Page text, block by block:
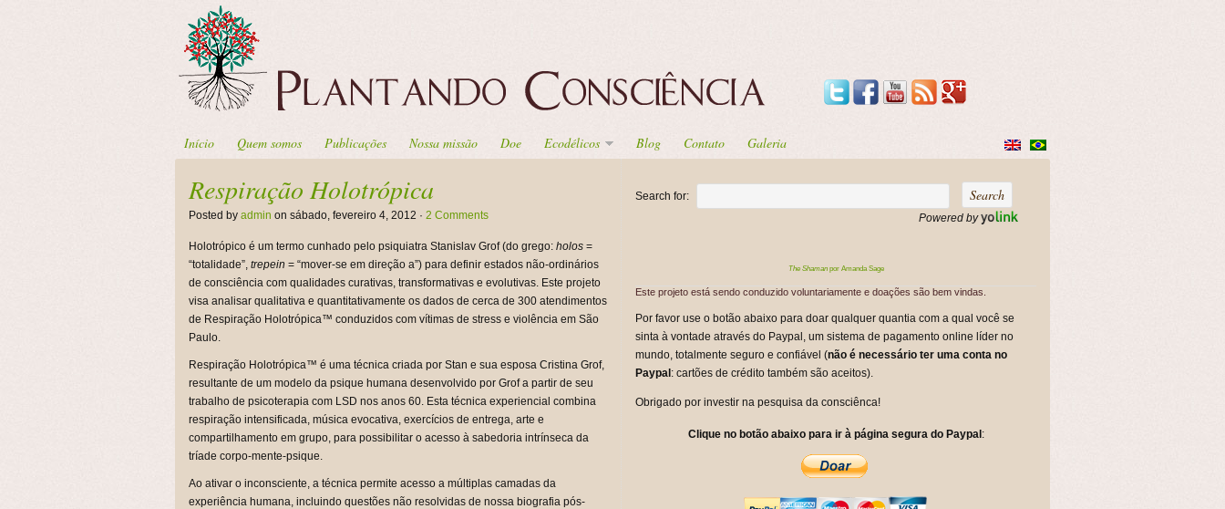
Início Quem somos Publicações Nossa missão Doe Ecodélicos Blog Contato Galeria
Respiração Holotrópica
Posted by admin on sábado, fevereiro 4, 2012 · 2 Comments
Holotrópico é um termo cunhado pelo psiquiatra Stanislav Grof (do grego: holos =
“totalidade”, trepein = “mover-se em direção a”) para definir estados não-ordinários
de consciência com qualidades curativas, transformativas e evolutivas. Este projeto
visa analisar qualitativa e quantitativamente os dados de cerca de 300 atendimentos
de Respiração Holotrópica™ conduzidos com vítimas de stress e violência em São
Paulo.
Respiração Holotrópica™ é uma técnica criada por Stan e sua esposa Cristina Grof,
resultante de um modelo da psique humana desenvolvido por Grof a partir de seu
trabalho de psicoterapia com LSD nos anos 60. Esta técnica experiencial combina
respiração intensificada, música evocativa, exercícios de entrega, arte e
compartilhamento em grupo, para possibilitar o acesso à sabedoria intrínseca da
tríade corpo-mente-psique.
Ao ativar o inconsciente, a técnica permite acesso a múltiplas camadas da
experiência humana, incluindo questões não resolvidas de nossa biografia pós-
Search for:
Powered by
The Shamanpor Amanda Sage
Este projeto está sendo conduzido voluntariamente e doações são bem vindas.
Por favor use o botão abaixo para doar qualquer quantia com a qual você se
sinta à vontade através do Paypal, um sistema de pagamento online líder no
mundo, totalmente seguro e confiável (não é necessário ter uma conta no
Paypal : cartões de crédito também são aceitos).
Obrigado por investir na pesquisa da consciênca!
Clique no botão abaixo para ir à página segura do Paypal :